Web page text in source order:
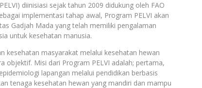
diinisiasi sejak tahun 2009 didukung oleh FAO
implementasi tahap awal, Program PELVI akan
Gadjah Mada yang telah memiliki pengalaman
untuk kesehatan manusia.
kesehatan masyarakat melalui kesehatan hewan
objektif. Misi dari Program PELVI adalah; pertama,
lapangan melalui pendidikan berbasis
tenaga kesehatan hewan yang mandiri dan mampu